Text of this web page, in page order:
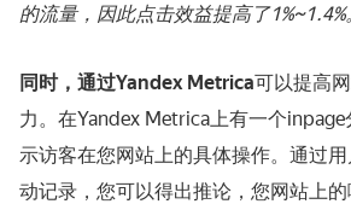
的流量，因此点击效益提高了1%~1.4%
同时，通过Yandex Metrica可以提高
力。在Yandex Metrica上有一个
示访客在您网站上的具体操作。通过
动记录，您可以得出推论，您网站上